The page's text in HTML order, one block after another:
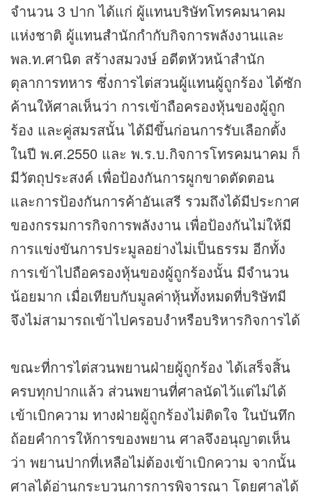
จำนวน 3 ปาก ได้แก่ ผู้แทนบริษัทโทรคมนาคม
แห่งชาติ ผู้แทนสำนักกำกับกิจการพลังงานและ
พล.ท.ศานิต สร้างสมวงษ์ อดีตหัวหน้าสำนัก
ตุลาการทหาร ซึ่งการไต่สวนผู้แทนผู้ถูกร้อง ได้ซัก
ค้านให้ศาลเห็นว่า การเข้าถือครองหุ้นของผู้ถูก
ร้อง และคู่สมรสนั้น ได้มีขึ้นก่อนการรับเลือกตั้ง
ในปี พ.ศ.2550 และ พ.ร.บ.กิจการโทรคมนาคม ก็
มีวัตถุประสงค์ เพื่อป้องกันการผูกขาดตัดตอน
และการป้องกันการค้าอันเสรี รวมถึงได้มีประกาศ
ของกรรมการกิจการพลังงาน เพื่อป้องกันไม่ให้มี
การแข่งขันการประมูลอย่างไม่เป็นธรรม อีกทั้ง
การเข้าไปถือครองหุ้นของผู้ถูกร้องนั้น มีจำนวน
น้อยมาก เมื่อเทียบกับมูลค่าหุ้นทั้งหมดที่บริษัทมี
จึงไม่สามารถเข้าไปครอบงำหรือบริหารกิจการได้
ขณะที่การไต่สวนพยานฝ่ายผู้ถูกร้อง ได้เสร็จสิ้น
ครบทุกปากแล้ว ส่วนพยานที่ศาลนัดไว้แต่ไม่ได้
เข้าเบิกความ ทางฝ่ายผู้ถูกร้องไม่ติดใจ ในบันทึก
ถ้อยคำการให้การของพยาน ศาลจึงอนุญาตเห็น
ว่า พยานปากที่เหลือไม่ต้องเข้าเบิกความ จากนั้น
ศาลได้อ่านกระบวนการการพิจารณา โดยศาลได้